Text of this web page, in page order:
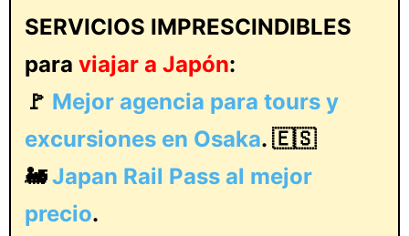
SERVICIOS IMPRESCINDIBLES
para viajar a Japón:
🚩 Mejor agencia para tours y
excursiones en Osaka. 🇪🇸
🚂Japan Rail Pass al mejor
precio.